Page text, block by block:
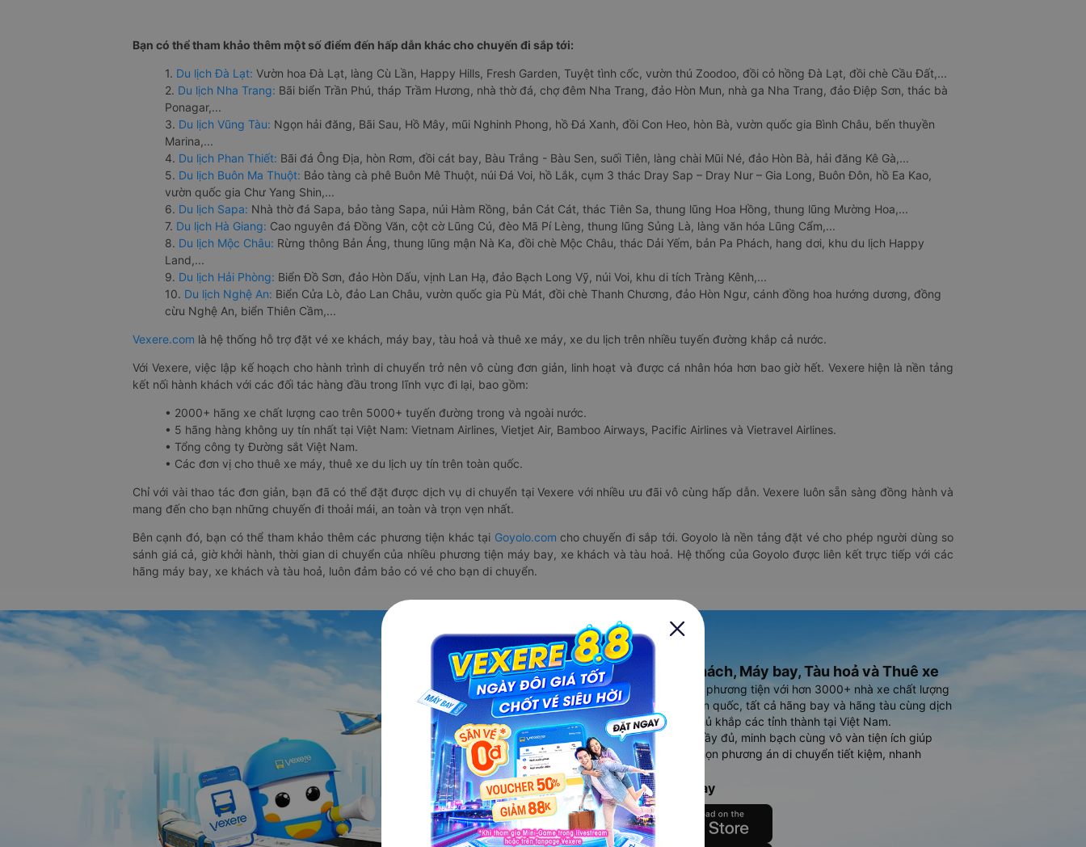
Bạn có thể tham khảo thêm một số điểm đến hấp dẫn khác cho chuyến đi sắp tới:
1. Du lịch Đà Lạt: Vườn hoa Đà Lạt, làng Cù Lần, Happy Hills, Fresh Garden, Tuyệt tình cốc, vườn thú Zoodoo, đồi cỏ hồng Đà Lạt, đồi chè Cầu Đất,...
2. Du lịch Nha Trang: Bãi biển Trần Phú, tháp Trầm Hương, nhà thờ đá, chợ đêm Nha Trang, đảo Hòn Mun, nhà ga Nha Trang, đảo Điệp Sơn, thác bà
Ponagar,...
3. Du lịch Vũng Tàu: Ngọn hải đăng, Bãi Sau, Hồ Mây, mũi Nghinh Phong, hồ Đá Xanh, đồi Con Heo, hòn Bà, vườn quốc gia Bình Châu, bến thuyền
Marina,...
4. Du lịch Phan Thiết: Bãi đá Ông Địa, hòn Rơm, đồi cát bay, Bàu Trắng - Bàu Sen, suối Tiên, làng chài Mũi Né, đảo Hòn Bà, hải đăng Kê Gà,...
5. Du lịch Buôn Ma Thuột: Bảo tàng cà phê Buôn Mê Thuột, núi Đá Voi, hồ Lắk, cụm 3 thác Dray Sap – Dray Nur – Gia Long, Buôn Đôn, hồ Ea Kao,
vườn quốc gia Chư Yang Shin,...
6. Du lịch Sapa: Nhà thờ đá Sapa, bảo tàng Sapa, núi Hàm Rồng, bản Cát Cát, thác Tiên Sa, thung lũng Hoa Hồng, thung lũng Mường Hoa,...
7. Du lịch Hà Giang: Cao nguyên đá Đồng Văn, cột cờ Lũng Cú, đèo Mã Pí Lèng, thung lũng Sủng Là, làng văn hóa Lũng Cẩm,...
8. Du lịch Mộc Châu: Rừng thông Bản Áng, thung lũng mận Nà Ka, đồi chè Mộc Châu, thác Dải Yếm, bản Pa Phách, hang dơi, khu du lịch Happy
Land,...
9. Du lịch Hải Phòng: Biển Đồ Sơn, đảo Hòn Dấu, vịnh Lan Hạ, đảo Bạch Long Vỹ, núi Voi, khu di tích Tràng Kênh,...
10. Du lịch Nghệ An: Biển Cửa Lò, đảo Lan Châu, vườn quốc gia Pù Mát, đồi chè Thanh Chương, đảo Hòn Ngư, cánh đồng hoa hướng dương, đồng
cừu Nghệ An, biển Thiên Cầm,...
Vexere.com là hệ thống hỗ trợ đặt vé xe khách, máy bay, tàu hoả và thuê xe máy, xe du lịch trên nhiều tuyến đường khắp cả nước.
Với Vexere, việc lập kế hoạch cho hành trình di chuyển trở nên vô cùng đơn giản, linh hoạt và được cá nhân hóa hơn bao giờ hết. Vexere hiện là nền tảng
kết nối hành khách với các đối tác hàng đầu trong lĩnh vực đi lại, bao gồm:
• 2000+ hãng xe chất lượng cao trên 5000+ tuyến đường trong và ngoài nước.
• 5 hãng hàng không uy tín nhất tại Việt Nam: Vietnam Airlines, Vietjet Air, Bamboo Airways, Pacific Airlines và Vietravel Airlines.
• Tổng công ty Đường sắt Việt Nam.
• Các đơn vị cho thuê xe máy, thuê xe du lịch uy tín trên toàn quốc.
Chỉ với vài thao tác đơn giản, bạn đã có thể đặt được dịch vụ di chuyển tại Vexere với nhiều ưu đãi vô cùng hấp dẫn. Vexere luôn sẵn sàng đồng hành và
mang đến cho bạn những chuyến đi thoải mái, an toàn và trọn vẹn nhất.
Bên cạnh đó, bạn có thể tham khảo thêm các phương tiện khác tại Goyolo.com cho chuyến đi sắp tới. Goyolo là nền tảng đặt vé cho phép người dùng so
sánh giá cả, giờ khởi hành, thời gian di chuyển của nhiều phương tiện máy bay, xe khách và tàu hoả. Hệ thống của Goyolo được liên kết trực tiếp với các
hãng máy bay, xe khách và tàu hoả, luôn đảm bảo có vé cho bạn di chuyển.
Ứng dụng đặt vé Xe khách, Máy bay, Tàu hoả và Thuê xe
Vexere - ứng dụng đặt vé đa phương tiện với hơn 3000+ nhà xe chất lượng
cao, 5000+ tuyến đường toàn quốc, tất cả hãng bay và hãng tàu cùng dịch
vụ thuê xe máy, xe du lịch phủ khắp các tỉnh thành tại Việt Nam.
Ứng dụng hiển thị thông tin đầy đủ, minh bạch cùng vô vàn tiện ích giúp
người dùng so sánh và lựa chọn phương án di chuyển tiết kiệm, nhanh
chóng và phù hợp nhất.
Tải ứng dụng Vexere ngay